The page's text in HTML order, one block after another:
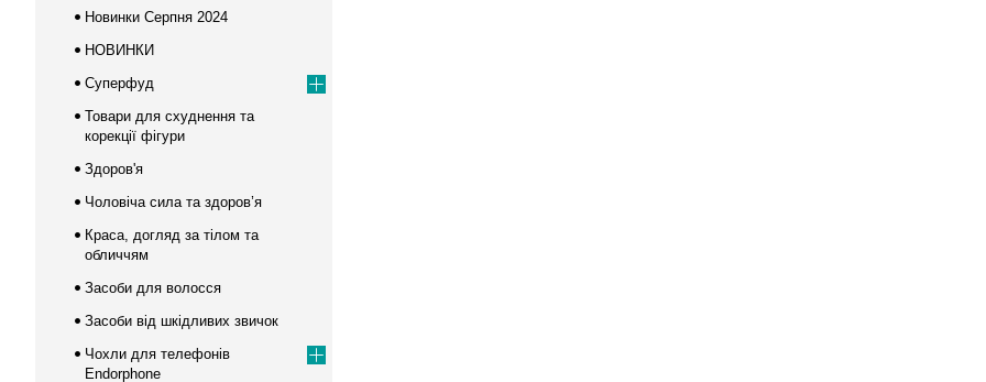
Новинки Серпня 2024
НОВИНКИ
Суперфуд
Товари для схуднення та
корекції фігури
Здоров'я
Чоловіча сила та здоров’я
Краса, догляд за тілом та
обличчям
Засоби для волосся
Засоби від шкідливих звичок
Чохли для телефонів
Endorphone